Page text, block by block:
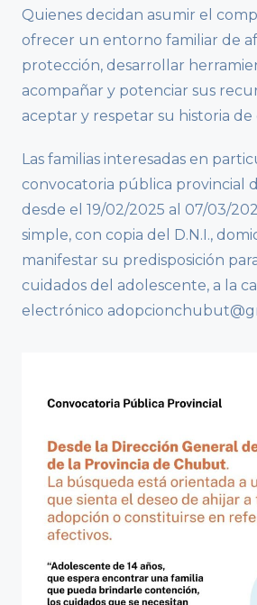
Quienes decidan asumir el
ofrecer un entorno familiar de
protección, desarrollar
acompañar y potenciar sus
aceptar y respetar su historia de
Las familias interesadas en
convocatoria pública provincial
desde el 19/02/2025 al 07/03/
simple, con copia del D.N.I.,
manifestar su predisposición
cuidados del adolescente, a la
electrónico